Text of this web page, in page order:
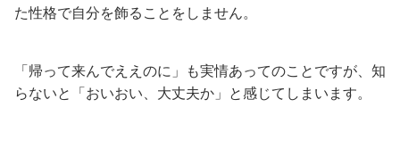
た性格で自分を飾ることをしません。
「帰って来んでええのに」も実情あってのことですが、知
らないと「おいおい、大丈夫か」と感じてしまいます。